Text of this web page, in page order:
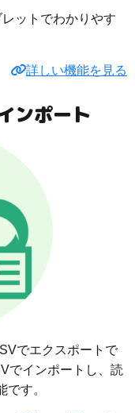
ットでわかりやす
詳しい機能を見る
ンポート
でエクスポートで
でインポートし、読
す。